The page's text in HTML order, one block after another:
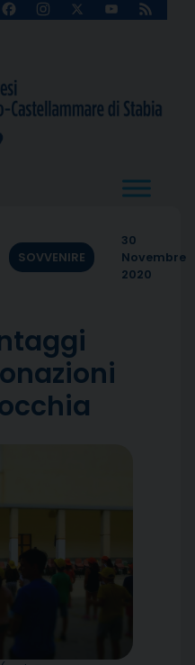
FacebookInstagram
X
YouTube
Feed
SOVVENIRE
30
Novembre
2020